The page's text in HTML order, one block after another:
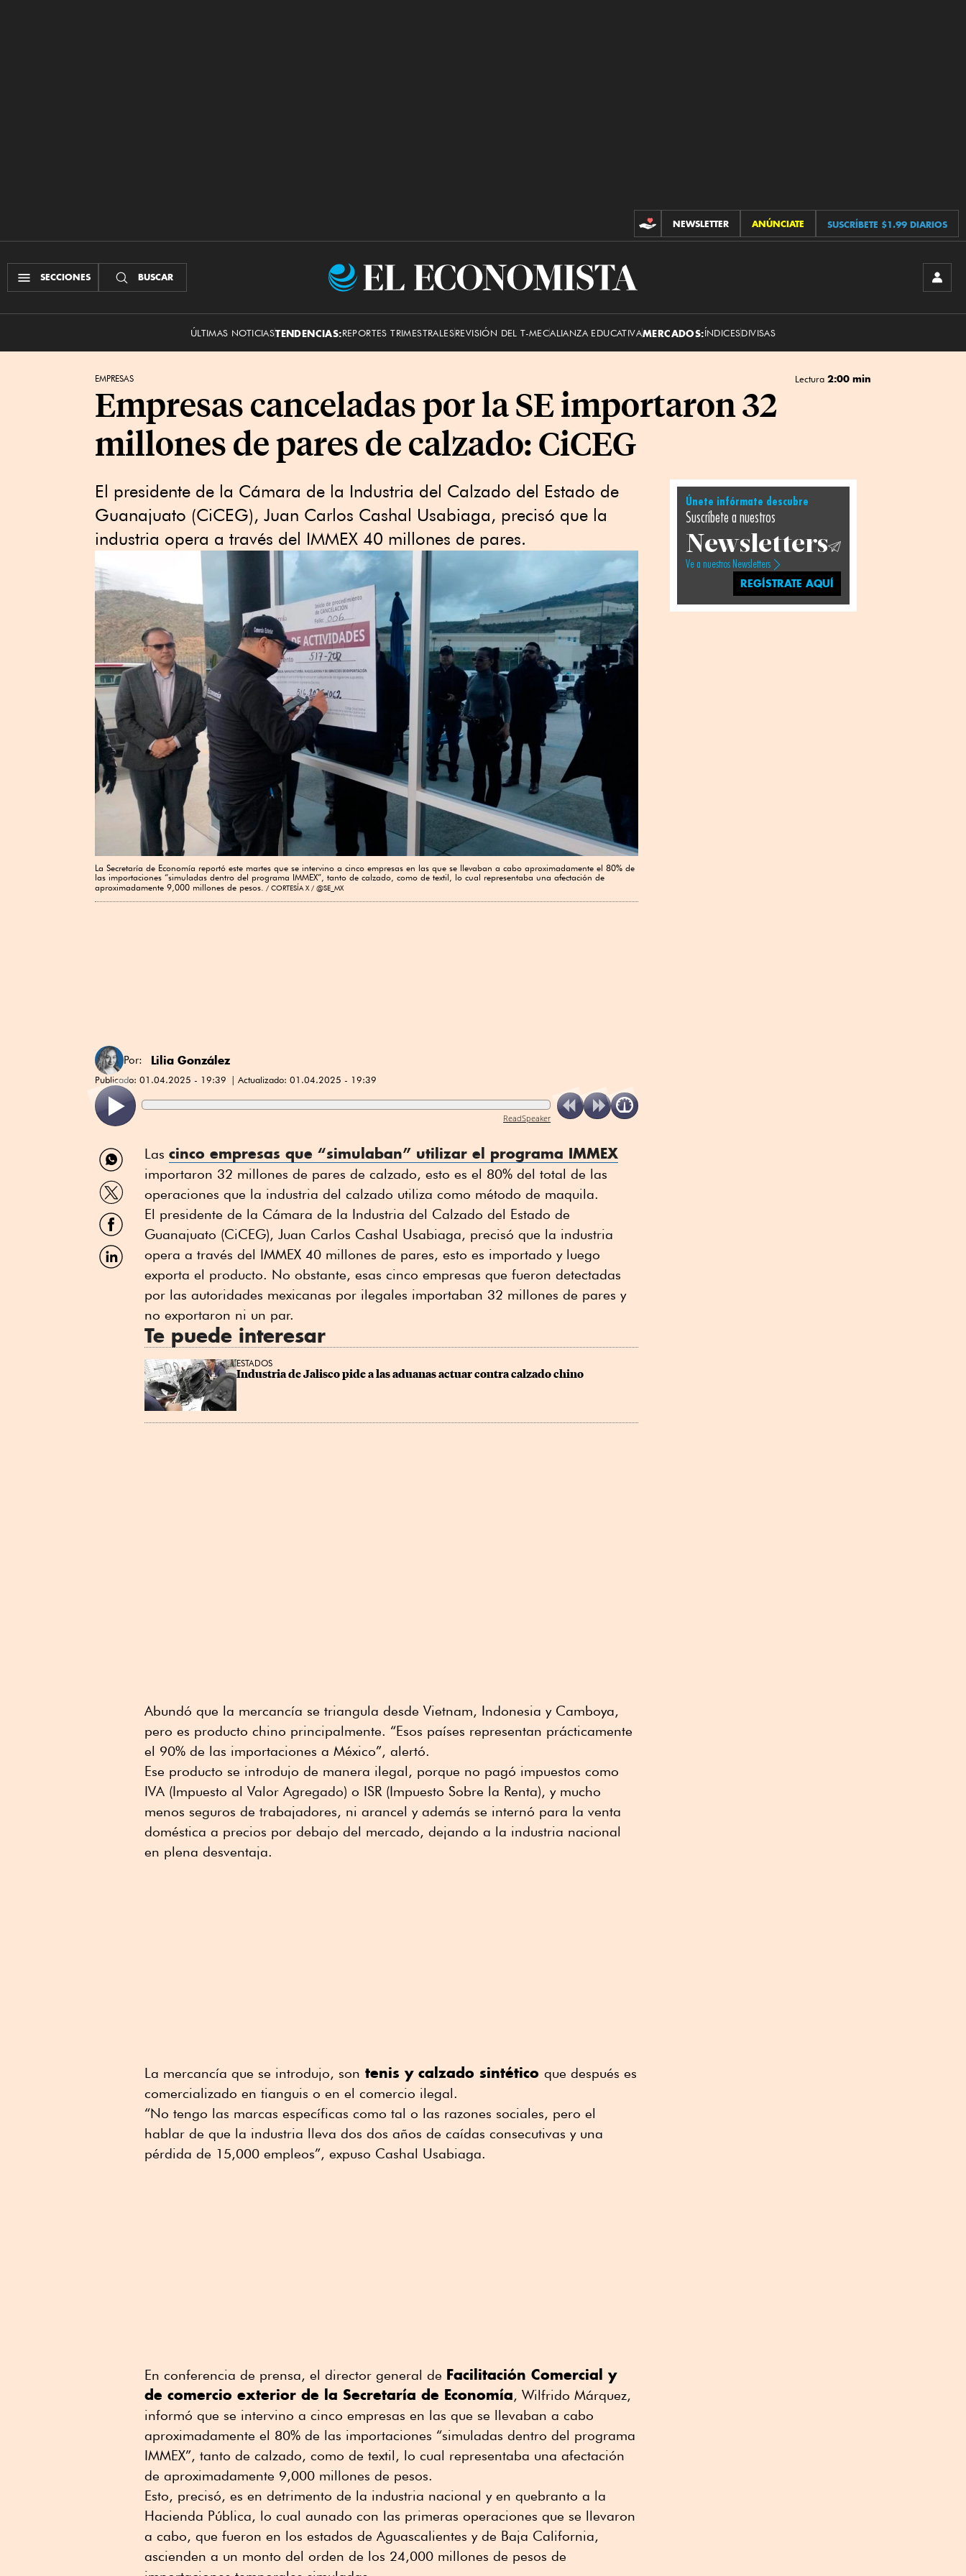
CONTRIBUCIONES
NEWSLETTER ANÚNCIATE SUSCRÍBETE $1.99 DIARIOS
SECCIONES BUSCAR
El
ÚLTIMAS NOTICIASTENDENCIAS:REPORTES TRIMESTRALESREVISIÓN DEL T-MECALIANZA EDUCATIVAMERCADOS:ÍNDICESDIVISAS
EMPRESAS Lectura 2:00 min
Empresas canceladas por la SE importaron 32
millones de pares de calzado: CiCEG
El presidente de la Cámara de la Industria del Calzado del Estado de
Guanajuato (CiCEG), Juan Carlos Cashal Usabiaga, precisó que la
industria opera a través del IMMEX 40 millones de pares.
La Secretaría de Economía reportó este martes que se intervino a cinco empresas en las que se llevaban a cabo aproximadamente el 80% de
las importaciones “simuladas dentro del programa IMMEX”, tanto de calzado, como de textil, lo cual representaba una afectación de
aproximadamente 9,000 millones de pesos.
CORTESÍA X / @SE_MX
Por: Lilia González
Publicado: 01.04.2025 - 19:39 Actualizado: 01.04.2025 - 19:39
ReadSpeaker
Compartir
por
WhatsApp
Compartir
por
Twitter
Compartir
por
Facebook
Compartir
por
Las cinco empresas que “simulaban” utilizar el programa IMMEX
importaron 32 millones de pares de calzado, esto es el 80% del total de las
operaciones que la industria del calzado utiliza como método de maquila.
El presidente de la Cámara de la Industria del Calzado del Estado de
Guanajuato (CiCEG), Juan Carlos Cashal Usabiaga, precisó que la industria
opera a través del IMMEX 40 millones de pares, esto es importado y luego
exporta el producto. No obstante, esas cinco empresas que fueron detectadas
por las autoridades mexicanas por ilegales importaban 32 millones de pares y
no exportaron ni un par.
Te puede interesar
ESTADOS
Industria de Jalisco pide a las aduanas actuar contra calzado chino
Abundó que la mercancía se triangula desde Vietnam, Indonesia y Camboya,
pero es producto chino principalmente. “Esos países representan prácticamente
el 90% de las importaciones a México”, alertó.
Ese producto se introdujo de manera ilegal, porque no pagó impuestos como
IVA (Impuesto al Valor Agregado) o ISR (Impuesto Sobre la Renta), y mucho
menos seguros de trabajadores, ni arancel y además se internó para la venta
doméstica a precios por debajo del mercado, dejando a la industria nacional
en plena desventaja.
La mercancía que se introdujo, son tenis y calzado sintético que después es
comercializado en tianguis o en el comercio ilegal.
“No tengo las marcas específicas como tal o las razones sociales, pero el
hablar de que la industria lleva dos dos años de caídas consecutivas y una
pérdida de 15,000 empleos”, expuso Cashal Usabiaga.
En conferencia de prensa, el director general de Facilitación Comercial y
de comercio exterior de la Secretaría de Economía, Wilfrido Márquez,
informó que se intervino a cinco empresas en las que se llevaban a cabo
aproximadamente el 80% de las importaciones “simuladas dentro del programa
IMMEX”, tanto de calzado, como de textil, lo cual representaba una afectación
de aproximadamente 9,000 millones de pesos.
Esto, precisó, es en detrimento de la industria nacional y en quebranto a la
Hacienda Pública, lo cual aunado con las primeras operaciones que se llevaron
a cabo, que fueron en los estados de Aguascalientes y de Baja California,
ascienden a un monto del orden de los 24,000 millones de pesos de
Únete infórmate descubre
Suscríbete a nuestros
Newsletters
Ve a nuestros Newsletters
REGÍSTRATE AQUÍ